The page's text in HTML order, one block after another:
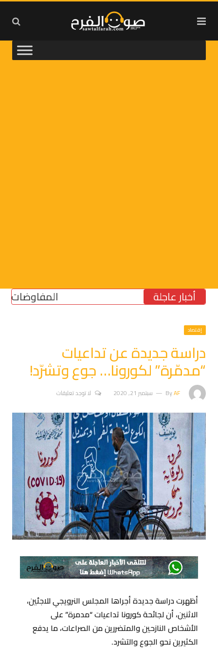
أخبار عاجلة المفاوضات
إقتصاد
دراسة جديدة عن تداعيات
“مدمّرة” لكورونا… جوع وتشرّد!
ByAF سبتمبر 21, 2020 لا توجد تعليقات
أظهرت دراسة جديدة أجراها المجلس النرويجي للاجئين،
الاثنين، أن لجائحة كورونا تداعيات “مدمرة” على
الأشخاص النازحين والمتضررين من الصراعات، ما يدفع
الكثيرين نحو الجوع والتشرد.